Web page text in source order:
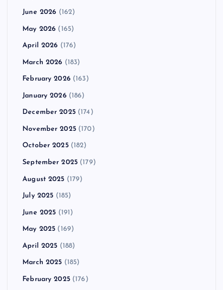
June 2026 (162)
May 2026 (165)
April 2026 (176)
March 2026 (183)
February 2026(163)
January 2026(186)
December 2025(174)
November 2025(170)
October 2025(182)
September 2025 (179)
August 2025 (179)
July 2025 (185)
June 2025 (191)
May 2025 (169)
April 2025 (188)
March 2025 (185)
February 2025(176)